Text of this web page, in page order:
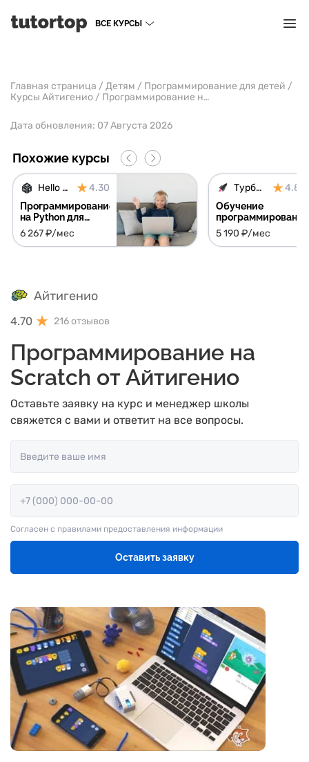
ВСЕ КУРСЫ
Главная страница /Детям / Программирование для детей /
Курсы Айтигенио / Программирование на Scratch
Дата обновления: 07 Августа 2026
Похожие курсы
Hello World 4.30
Программирование
на Python для
детей и
подростков
6 267 ₽/мес
Турбо ЕГЭ 4.83
Обучение
для детей на
курсе Подготовка
к ЕГЭ по
5 190 ₽/мес
Айтигенио
4.70 216 отзывов
Программирование на
Scratch от Айтигенио
Оставьте заявку на курс и менеджер школы
свяжется с вами и ответит на все вопросы.
Согласен с правилами предоставления информации
Оставить заявку